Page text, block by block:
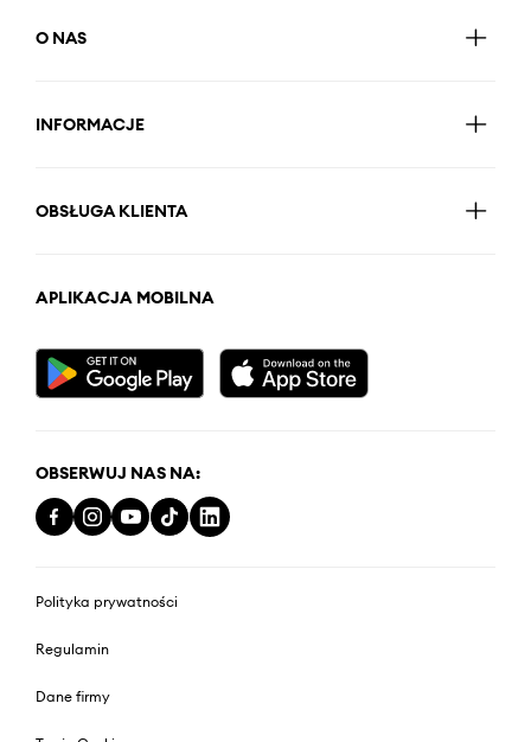
O NAS
INFORMACJE
OBSŁUGA KLIENTA
APLIKACJA MOBILNA
OBSERWUJ NAS NA:
Polityka prywatności
Regulamin
Dane firmy